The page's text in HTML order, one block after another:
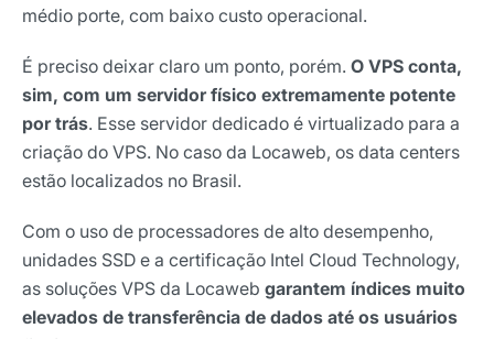
médio porte, com baixo custo operacional.
É preciso deixar claro um ponto, porém. O VPS conta,
sim, com um servidor físico extremamente potente
por trás. Esse servidor dedicado é virtualizado para a
criação do VPS. No caso da Locaweb, os data centers
estão localizados no Brasil.
Com o uso de processadores de alto desempenho,
unidades SSD e a certificação Intel Cloud Technology,
as soluções VPS da Locaweb garantem índices muito
elevados de transferência de dados até os usuários